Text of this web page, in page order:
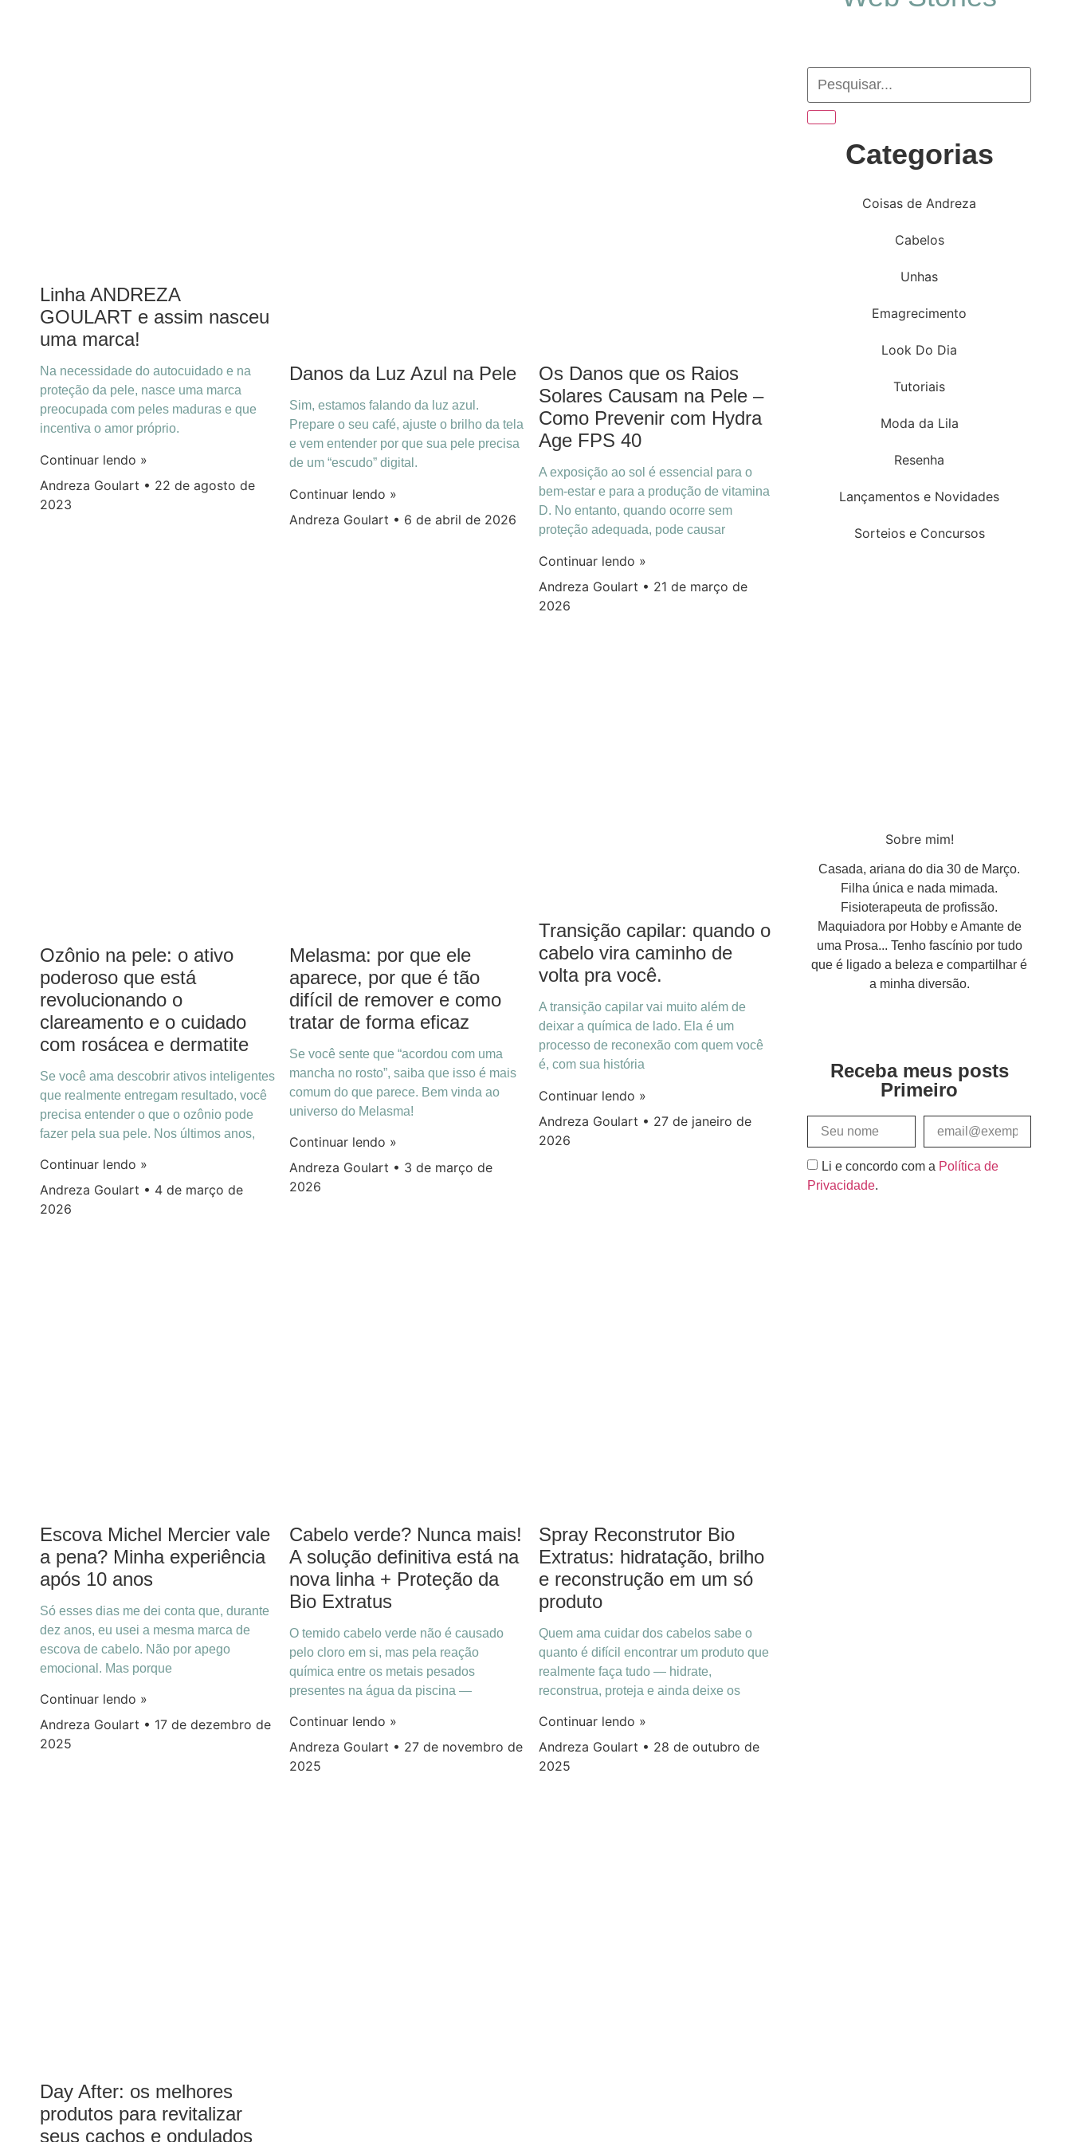
Linha ANDREZA
GOULART e assim nasceu
uma marca!
Na necessidade do autocuidado e na
proteção da pele, nasce uma marca
preocupada com peles maduras e que
incentiva o amor próprio.
Continuar lendo »
Andreza Goulart
22 de agosto de
2023
Danos da Luz Azul na Pele
Sim, estamos falando da luz azul.
Prepare o seu café, ajuste o brilho da tela
e vem entender por que sua pele precisa
de um “escudo” digital.
Continuar lendo »
Andreza Goulart
6 de abril de 2026
Os Danos que os Raios
Solares Causam na Pele –
Como Prevenir com Hydra
Age FPS 40
A exposição ao sol é essencial para o
bem-estar e para a produção de vitamina
D. No entanto, quando ocorre sem
proteção adequada, pode causar
Continuar lendo »
Andreza Goulart
21 de março de
2026
Ozônio na pele: o ativo
poderoso que está
revolucionando o
clareamento e o cuidado
com rosácea e dermatite
Se você ama descobrir ativos inteligentes
que realmente entregam resultado, você
precisa entender o que o ozônio pode
fazer pela sua pele. Nos últimos anos,
Continuar lendo »
Andreza Goulart
4 de março de
2026
Melasma: por que ele
aparece, por que é tão
difícil de remover e como
tratar de forma eficaz
Se você sente que “acordou com uma
mancha no rosto”, saiba que isso é mais
comum do que parece. Bem vinda ao
universo do Melasma!
Continuar lendo »
Andreza Goulart
3 de março de
2026
Transição capilar: quando o
cabelo vira caminho de
volta pra você.
A transição capilar vai muito além de
deixar a química de lado. Ela é um
processo de reconexão com quem você
é, com sua história
Continuar lendo »
Andreza Goulart
27 de janeiro de
2026
Escova Michel Mercier vale
a pena? Minha experiência
após 10 anos
Só esses dias me dei conta que, durante
dez anos, eu usei a mesma marca de
escova de cabelo. Não por apego
emocional. Mas porque
Continuar lendo »
Andreza Goulart
17 de dezembro de
2025
Cabelo verde? Nunca mais!
A solução definitiva está na
nova linha + Proteção da
Bio Extratus
O temido cabelo verde não é causado
pelo cloro em si, mas pela reação
química entre os metais pesados
presentes na água da piscina —
Continuar lendo »
Andreza Goulart
27 de novembro de
2025
Spray Reconstrutor Bio
Extratus: hidratação, brilho
e reconstrução em um só
produto
Quem ama cuidar dos cabelos sabe o
quanto é difícil encontrar um produto que
realmente faça tudo — hidrate,
reconstrua, proteja e ainda deixe os
Continuar lendo »
Andreza Goulart
28 de outubro de
2025
Day After: os melhores
produtos para revitalizar
seus cachos e ondulados
Categorias
Coisas de Andreza
Cabelos
Unhas
Emagrecimento
Look Do Dia
Tutoriais
Moda da Lila
Resenha
Lançamentos e Novidades
Sorteios e Concursos
Sobre mim!
Casada, ariana do dia 30 de Março.
Filha única e nada mimada.
Fisioterapeuta de profissão.
Maquiadora por Hobby e Amante de
uma Prosa... Tenho fascínio por tudo
que é ligado a beleza e compartilhar é
a minha diversão.
Receba meus posts
Primeiro
Li e concordo com a Política de
Privacidade.